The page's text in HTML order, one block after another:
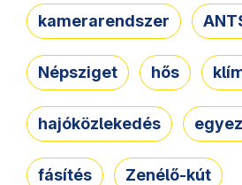
kamerarendszer
Népsziget hős
hajóközlekedés
fásítés Zenélő-kút